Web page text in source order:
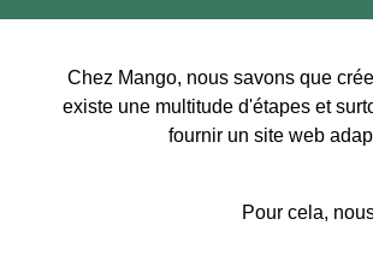
Chez Mango, nous savons que
existe une multitude d'étapes et
fournir un site web
Pour cela,